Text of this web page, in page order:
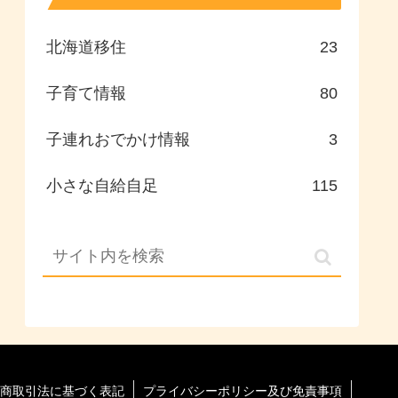
北海道移住 23
子育て情報 80
子連れおでかけ情報 3
小さな自給自足 115
取引法に基づく表記 プライバシーポリシー及び免責事項